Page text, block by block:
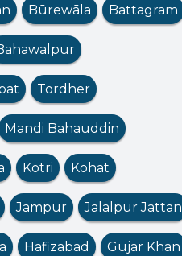
Būrewāla Battagram
Tordher
Mandi Bahauddin
Kotri Kohat
Jampur Jalalpur Jattan
Hafizabad Gujar Khan